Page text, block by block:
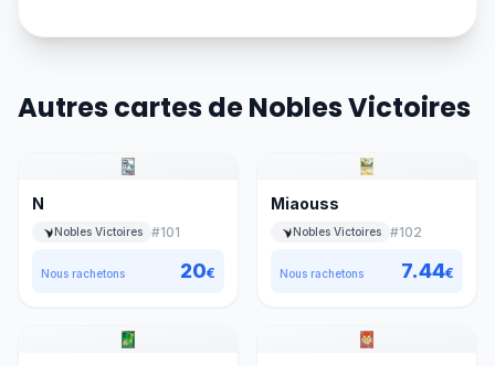
Autres cartes de Nobles Victoires
N
Nobles Victoires #101
Nous rachetons 20€
Miaouss
Nobles Victoires #102
Nous rachetons 7.44€